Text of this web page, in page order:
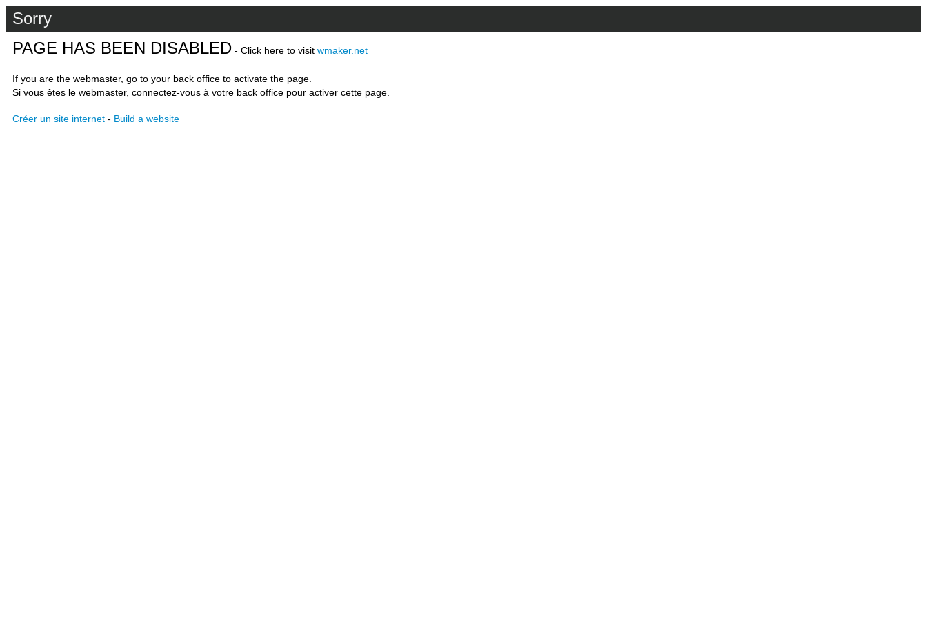
Sorry
PAGE HAS BEEN DISABLED - Click here to visit wmaker.net
If you are the webmaster, go to your back office to activate the page.
Si vous êtes le webmaster, connectez-vous à votre back office pour activer cette page.
Créer un site internet - Build a website